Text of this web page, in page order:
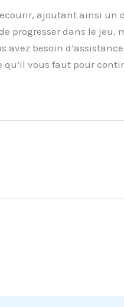
ajoutant ainsi un
progresser dans le jeu,
besoin
qu’il vous faut pour